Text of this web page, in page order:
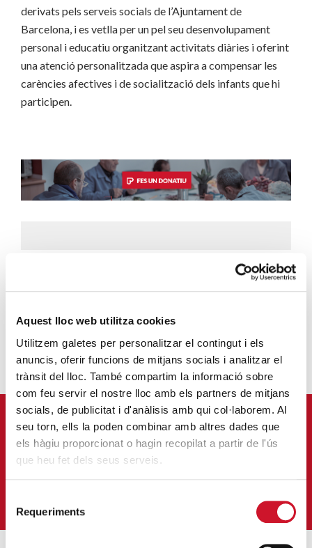
Aquest lloc web utilitza cookies
Utilitzem galetes per personalitzar el contingut i els
anuncis, oferir funcions de mitjans socials i analitzar el
trànsit del lloc. També compartim la informació sobre
com feu servir el nostre lloc amb els partners de mitjans
socials, de publicitat i d'anàlisis amb qui col·laborem. Al
seu torn, ells la poden combinar amb altres dades que
els hàgiu proporcionat o hagin recopilat a partir de l'ús
que heu fet dels seus serveis.
consentiment
Requeriments
derivats pels serveis socials de l’Ajuntament de
Barcelona, i es vetlla per un pel seu desenvolupament
personal i educatiu organitzant activitats diàries i oferint
una atenció personalitzada que aspira a compensar les
carències afectives i de socialització dels infants que hi
participen.
JORDI JULIÀ SALA-BELLSOLELL
APUNTA'T AL NOSTRE BUTLLETÍ ELECTRÒNIC
Correu-
E *